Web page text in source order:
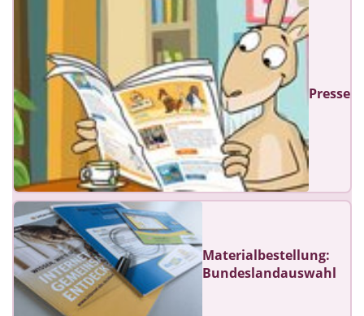
Presse
Materialbestellung:
Bundeslandauswahl